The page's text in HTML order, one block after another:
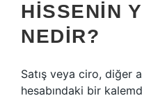
HISSENIN
NEDIR?
Satış veya ciro, diğer
hesabındaki bir